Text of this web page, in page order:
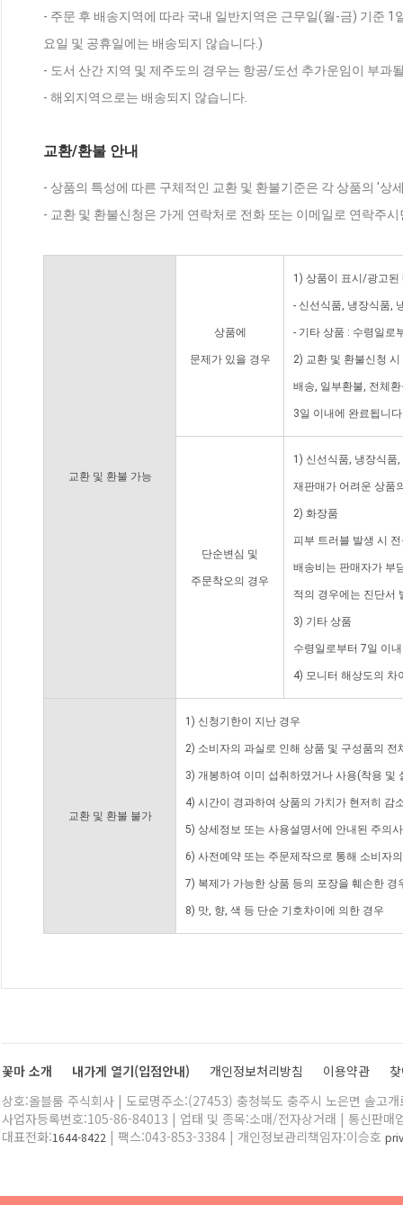
- 주문 후 배송지역에 따라 국내 일반지역은 근무일(월-금) 기준
요일 및 공휴일에는 배송되지 않습니다.)
- 도서 산간 지역 및 제주도의 경우는 항공/도선 추가운임이 부과
- 해외지역으로는 배송되지 않습니다.
교환/환불 안내
- 상품의 특성에 따른 구체적인 교환 및 환불기준은 각 상품의 '상
- 교환 및 환불신청은 가게 연락처로 전화 또는 이메일로 연락주
교환 및 환불 가능
상품에
문제가 있을 경우
1) 상품이 표시/광고된
- 신선식품, 냉장식품,
- 기타 상품 : 수령일로
2) 교환 및 환불신청
배송, 일부환불, 전체
3일 이내에 완료됩니
단순변심 및
주문착오의 경우
1) 신선식품, 냉장식품
재판매가 어려운 상품
2) 화장품
피부 트러블 발생 시
배송비는 판매자가 부
적의 경우에는 진단서
3) 기타 상품
수령일로부터 7일 이
4) 모니터 해상도의 차
교환 및 환불 불가
1) 신청기한이 지난 경우
2) 소비자의 과실로 인해 상품 및 구성품의
3) 개봉하여 이미 섭취하였거나 사용(착용 및
4) 시간이 경과하여 상품의 가치가 현저히 감
5) 상세정보 또는 사용설명서에 안내된 주의
6) 사전예약 또는 주문제작으로 통해 소비자
7) 복제가 가능한 상품 등의 포장을 훼손한 경
8) 맛, 향, 색 등 단순 기호차이에 의한 경우
꽃마 소개 내가게 열기(입점안내) 개인정보처리방침 이용약관
상호:올블룸 주식회사 | 도로명주소:(27453) 충청북도 충주시 노은면 솔고
사업자등록번호:105-86-84013 | 업태 및 종목:소매/전자상거래 | 통신판매
대표전화:1644-8422 | 팩스:043-853-3384 | 개인정보관리책임자:이승호